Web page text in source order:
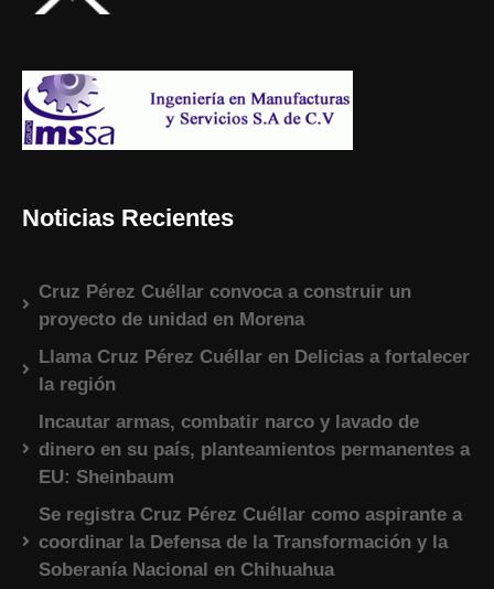
Noticias Recientes
Cruz Pérez Cuéllar convoca a construir un
proyecto de unidad en Morena
Llama Cruz Pérez Cuéllar en Delicias a fortalecer
la región
Incautar armas, combatir narco y lavado de
dinero en su país, planteamientos permanentes a
EU: Sheinbaum
Se registra Cruz Pérez Cuéllar como aspirante a
coordinar la Defensa de la Transformación y la
Soberanía Nacional en Chihuahua